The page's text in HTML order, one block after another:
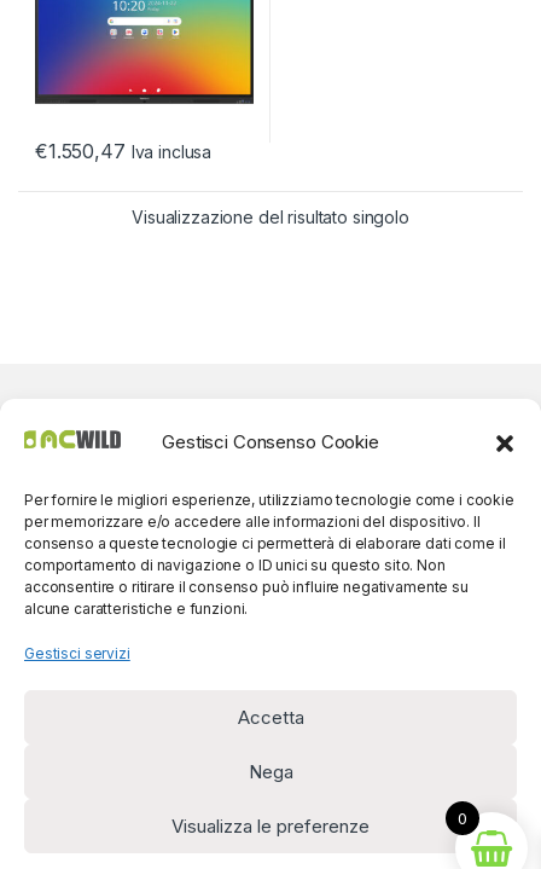
Gestisci Consenso Cookie
Per fornire le migliori esperienze, utilizziamo tecnologie come i cookie
per memorizzare e/o accedere alle informazioni del dispositivo. Il
consenso a queste tecnologie ci permetterà di elaborare dati come il
comportamento di navigazione o ID unici su questo sito. Non
acconsentire o ritirare il consenso può influire negativamente su
alcune caratteristiche e funzioni.
Gestisci servizi
Accetta
Nega
Visualizza le preferenze
€1.550,47 Iva inclusa
Visualizzazione del risultato singolo
disponibili!
(0039) 091
5607514
0